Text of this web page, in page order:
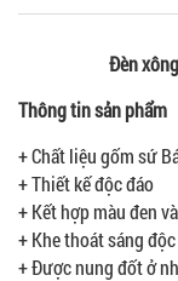
Đèn
Thông tin sản phẩm
+ Chất liệu gốm sứ
+ Thiết kế độc đáo
+ Kết hợp màu đen
+ Khe thoát sáng
+ Được nung đốt ở